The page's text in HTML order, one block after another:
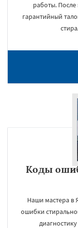
работы. После
гарантийный
Коды
Наши мастера в
ошибки